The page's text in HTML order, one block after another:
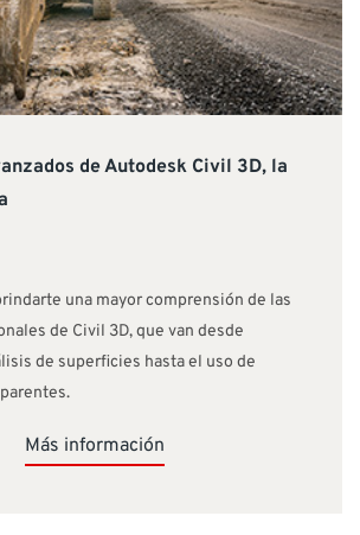
de Autodesk Civil 3D, la
una mayor comprensión de las
de Civil 3D, que van desde
de superficies hasta el uso de
Más información